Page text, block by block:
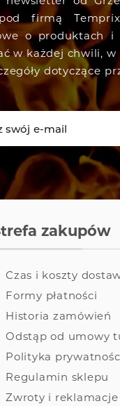
firmą
o produktach i
w każdej chwili, w
dotyczące
zakupów
Czas i koszty
Formy płatności
Historia zamówień
Odstąp od umowy
Polityka
Regulamin sklepu
Zwroty i reklamacje